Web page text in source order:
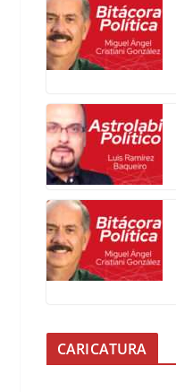
CARICATURA